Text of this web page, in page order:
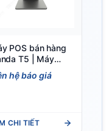
POS bán hàng
T5 | Máy
Tiền Màn Hình
Ứng
hệ báo giá
CHI TIẾT